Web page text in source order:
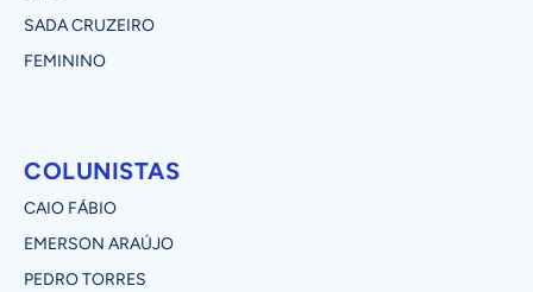
SADA CRUZEIRO
FEMININO
COLUNISTAS
CAIO FÁBIO
EMERSON ARAÚJO
PEDRO TORRES